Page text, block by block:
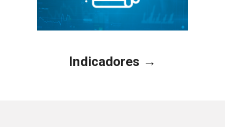
Indicadores →